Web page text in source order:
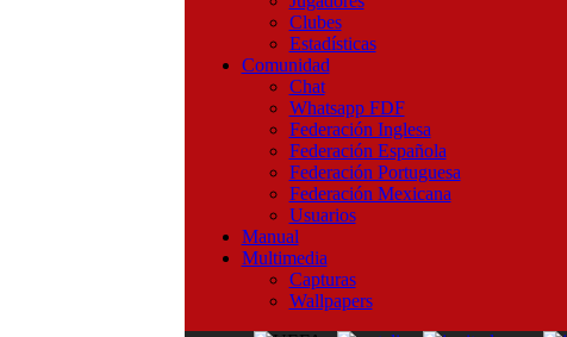
Clubes
Estadísticas
Comunidad
Chat
Whatsapp FDF
Federación Inglesa
Federación Española
Federación Portuguesa
Federación Mexicana
Usuarios
Manual
Multimedia
Capturas
Wallpapers